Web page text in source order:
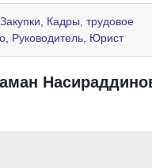
Закупки
Кадры, трудовое
Руководитель Юрист